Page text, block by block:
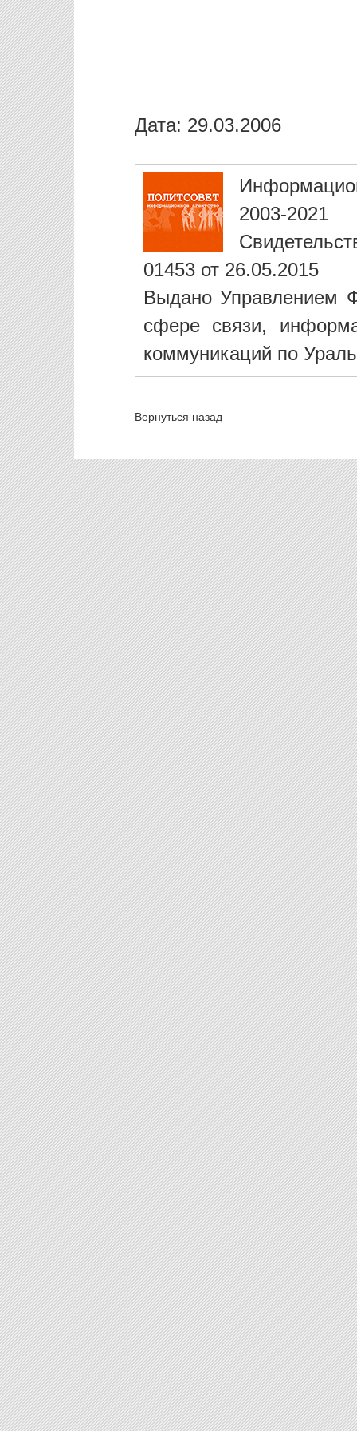
Дата: 29.03.2006
2003-2021
01453 от 26.05.2015
Выдано Управлением
сфере связи,
коммуникаций по
Вернуться назад